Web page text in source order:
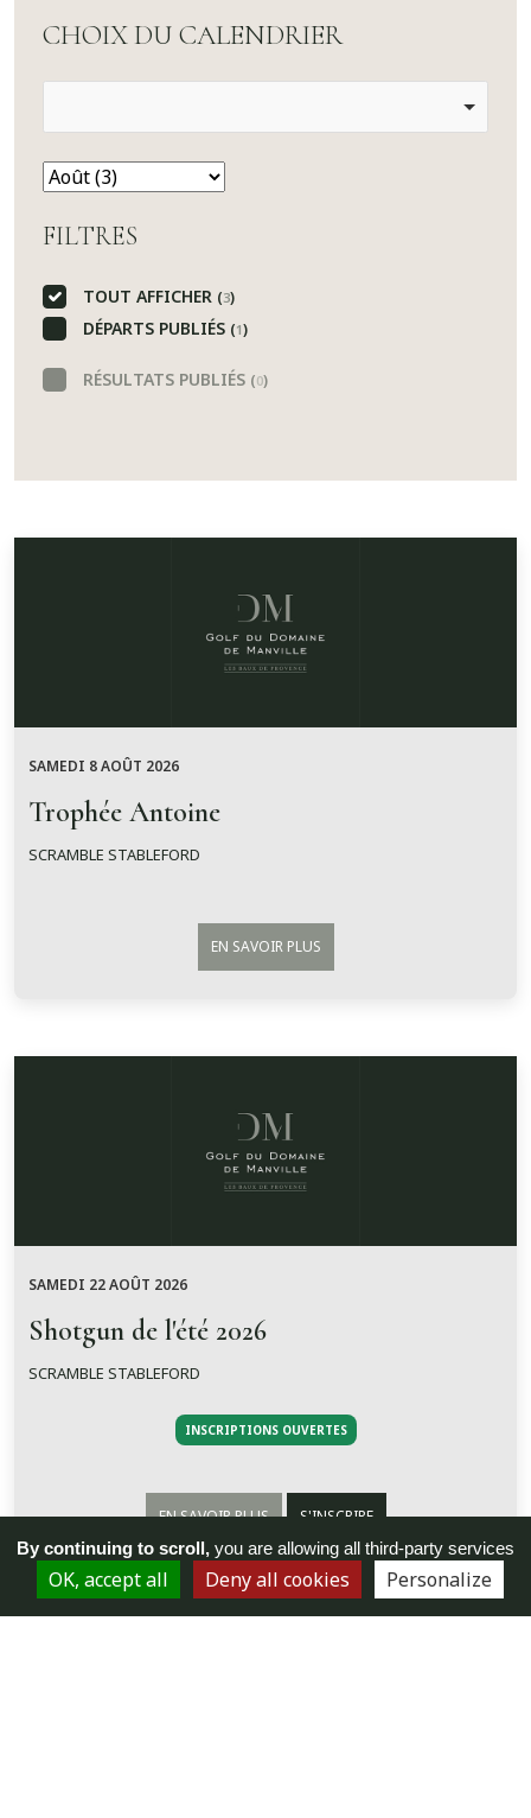
CHOIX DU CALENDRIER
FILTRES
TOUT AFFICHER (3)
DÉPARTS PUBLIÉS (1)
RÉSULTATS PUBLIÉS (0)
SAMEDI 8 AOÛT 2026
Trophée Antoine
SCRAMBLE STABLEFORD
EN SAVOIR PLUS
SAMEDI 22 AOÛT 2026
Shotgun de l'été 2026
SCRAMBLE STABLEFORD
INSCRIPTIONS OUVERTES
EN SAVOIR PLUS S'INSCRIRE
By continuing to scroll, you are allowing all third-party services
OK, accept all Deny all cookies Personalize